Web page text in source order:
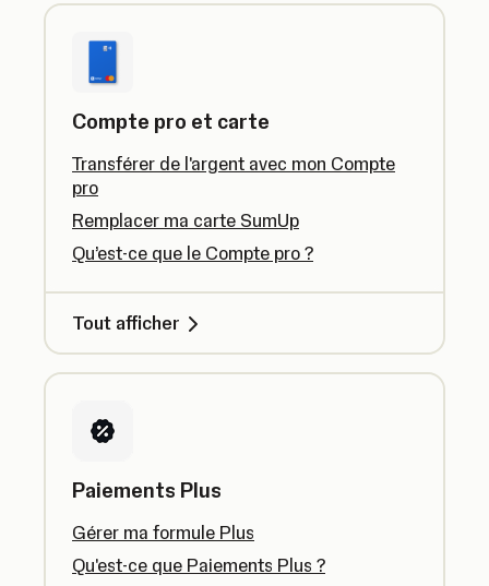
Compte pro et carte
Transférer de l'argent avec mon Compte
pro
Remplacer ma carte SumUp
Qu’est-ce que le Compte pro ?
Tout afficher
Paiements Plus
Gérer ma formule Plus
Qu'est-ce que Paiements Plus ?